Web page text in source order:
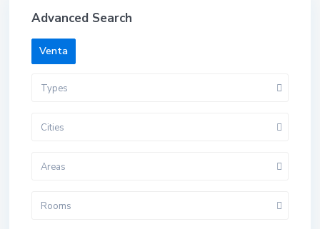
Advanced Search
Venta
Types
Cities
Areas
Rooms